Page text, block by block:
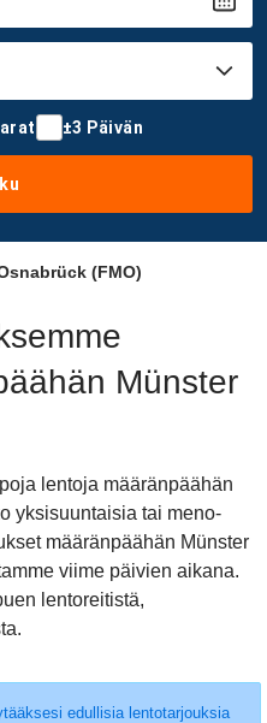
±3 Päivän
(FMO)
Münster
lentoja määränpäähän
yksisuuntaisia tai meno-
määränpäähän Münster
viime päivien aikana.
lentoreitistä,
edullisia lentotarjouksia